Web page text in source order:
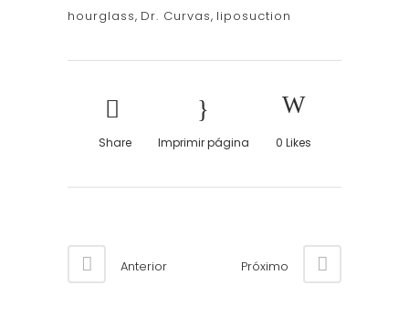
hourglass, Dr. Curvas, liposuction
Share Imprimir página 0 Likes
Anterior Próximo